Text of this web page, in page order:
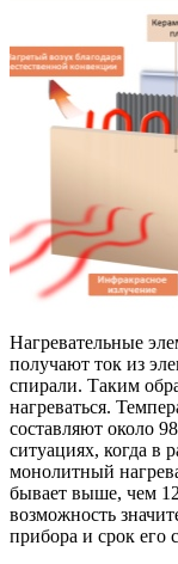
Нагревательные
получают ток из
спирали. Таким
нагреваться.
составляют около
ситуациях, когда в
монолитный
бывает выше, чем
возможность
прибора и срок его